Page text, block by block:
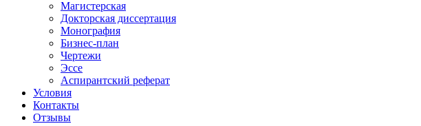
Магистерская
Докторская диссертация
Монография
Бизнес-план
Чертежи
Эссе
Аспирантский реферат
Условия
Контакты
Отзывы